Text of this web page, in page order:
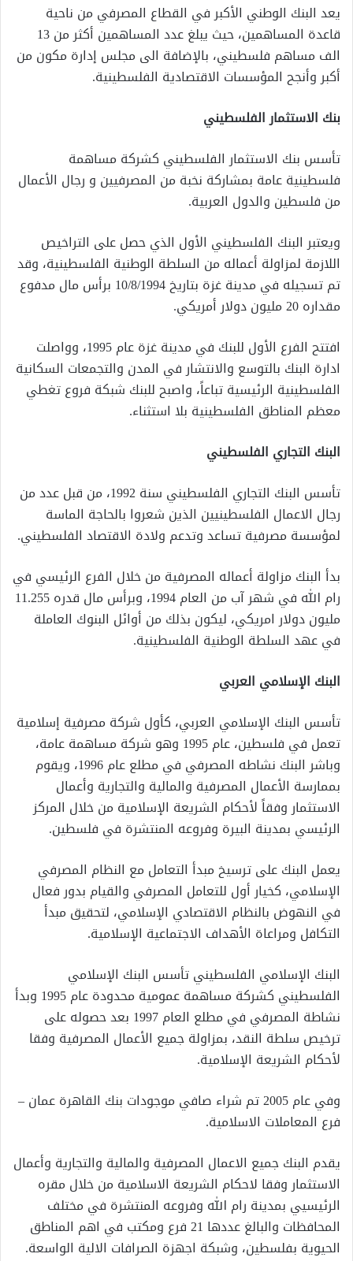
يعد البنك الوطني الأكبر في القطاع المصرفي من ناحية
قاعدة المساهمين، حيث يبلغ عدد المساهمين أكثر من 13
الف مساهم فلسطيني، بالإضافة الى مجلس إدارة مكون من
أكبر وأنجح المؤسسات الاقتصادية الفلسطينية.
بنك الاستثمار الفلسطيني
تأسس بنك الاستثمار الفلسطيني كشركة مساهمة
فلسطينية عامة بمشاركة نخبة من المصرفيين و رجال الأعمال
من فلسطين والدول العربية.
ويعتبر البنك الفلسطيني الأول الذي حصل على التراخيص
اللازمة لمزاولة أعماله من السلطة الوطنية الفلسطينية، وقد
تم تسجيله في مدينة غزة بتاريخ 10/8/1994 برأس مال مدفوع
مقداره 20 مليون دولار أمريكي
.
افتتح الفرع الأول للبنك في مدينة غزة عام 1995، وواصلت
ادارة البنك بالتوسع والانتشار في المدن والتجمعات السكانية
الفلسطينية الرئيسية تباعاً، واصبح للبنك شبكة فروع تغطي
معظم المناطق الفلسطينية بلا استثناء.
البنك التجاري الفلسطيني
تأسس البنك التجاري الفلسطيني سنة 1992، من قبل عدد من
رجال الاعمال الفلسطينيين الذين شعروا بالحاجة الماسة
لمؤسسة مصرفية تساعد وتدعم ولادة الاقتصاد الفلسطيني.
بدأ البنك مزاولة أعماله المصرفية من خلال الفرع الرئيسي في
رام الله في شهر آب من العام 1994، وبرأس مال قدره 11.255
مليون دولار امريكي، ليكون بذلك من أوائل البنوك العاملة
في عهد السلطة الوطنية الفلسطينية.
البنك الإسلامي العربي
تأسس البنك الإسلامي العربي، كأول شركة مصرفية إسلامية
تعمل في فلسطين، عام 1995 وهو شركة مساهمة عامة،
وباشر البنك نشاطه المصرفي في مطلع عام 1996، ويقوم
بممارسة الأعمال المصرفية والمالية والتجارية وأعمال
الاستثمار وفقاً لأحكام الشريعة الإسلامية من خلال المركز
الرئيسي بمدينة البيرة وفروعه المنتشرة في فلسطين.
يعمل البنك على ترسيخ مبدأ التعامل مع النظام المصرفي
الإسلامي، كخيار أول للتعامل المصرفي والقيام بدور فعال
في النهوض بالنظام الاقتصادي الإسلامي، لتحقيق مبدأ
التكافل ومراعاة الأهداف الاجتماعية الإسلامية.
البنك الإسلامي الفلسطيني تأسس البنك الإسلامي
الفلسطيني كشركة مساهمة عمومية محدودة عام 1995 وبدأ
نشاطة المصرفي في مطلع العام 1997 بعد حصوله على
ترخيص سلطة النقد، بمزاولة جميع الأعمال المصرفية وفقا
لأحكام الشريعة الإسلامية.
وفي عام 2005 تم شراء صافي موجودات بنك القاهرة عمان –
فرع المعاملات الاسلامية.
يقدم البنك جميع الاعمال المصرفية والمالية والتجارية وأعمال
الاستثمار وفقا لاحكام الشريعة الاسلامية من خلال مقره
الرئيسيي بمدينة رام الله وفروعه المنتشرة في مختلف
المحافظات والبالغ عددها 21 فرع ومكتب في اهم المناطق
الحيوية بفلسطين، وشبكة اجهزة الصرافات الالية الواسعة.